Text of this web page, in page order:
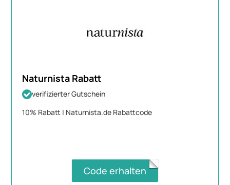
Naturnista Rabatt
verifizierter Gutschein
10% Rabatt | Naturnista.de Rabattcode
Code erhalten